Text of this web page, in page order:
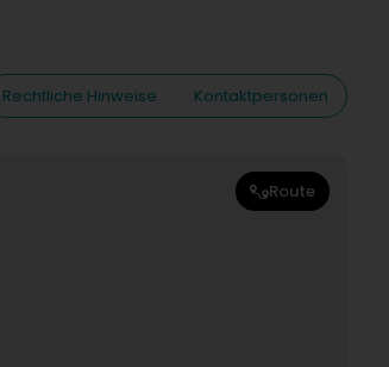
Rechtliche Hinweise
Kontaktpersonen
Route